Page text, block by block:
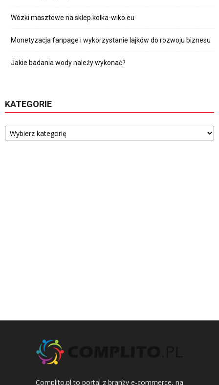
Wózki masztowe na sklep.kolka-wiko.eu
Monetyzacja fanpage i wykorzystanie lajków do rozwoju biznesu
Jakie badania wody należy wykonać?
KATEGORIE
Kategorie
Complito.pl to portal z branży e-commerce, na